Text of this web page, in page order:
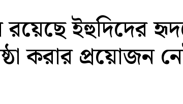
ইহুদিদের
করার প্রয়োজন